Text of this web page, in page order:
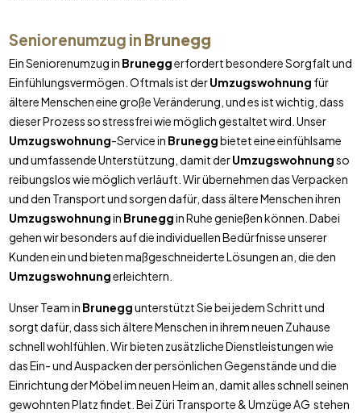
Seniorenumzug in Brunegg
Ein Seniorenumzug in Bruneggerfordert besondere Sorgfalt und
Einfühlungsvermögen. Oftmals ist derUmzugswohnung für
ältere Menschen eine große Veränderung, und es ist wichtig, dass
dieser Prozess so stressfrei wie möglich gestaltet wird. Unser
Umzugswohnung-Service in Bruneggbietet eine einfühlsame
und umfassende Unterstützung, damit derUmzugswohnungso
reibungslos wie möglich verläuft. Wir übernehmen das Verpacken
und den Transport und sorgen dafür, dass ältere Menschen ihren
Umzugswohnungin Bruneggin Ruhe genießen können. Dabei
gehen wir besonders auf die individuellen Bedürfnisse unserer
Kunden ein und bieten maßgeschneiderte Lösungen an, die den
Umzugswohnungerleichtern.
Unser Team in Bruneggunterstützt Sie bei jedem Schritt und
sorgt dafür, dass sich ältere Menschen in ihrem neuen Zuhause
schnell wohlfühlen. Wir bieten zusätzliche Dienstleistungen wie
das Ein- und Auspacken der persönlichen Gegenstände und die
Einrichtung der Möbel im neuen Heim an, damit alles schnell seinen
gewohnten Platz findet. Bei Züri Transporte & Umzüge AG stehen